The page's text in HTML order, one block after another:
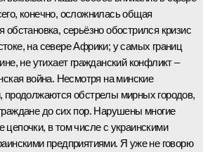
конечно, осложнилась общая
обстановка, серьёзно обострился кризис
на севере Африки; у самых границ
не утихает гражданский конфликт –
война. Несмотря на минские
продолжаются обстрелы мирных городов,
до сих пор. Нарушены многие
цепочки, в том числе с украинскими
предприятиями. Я уже не говорю